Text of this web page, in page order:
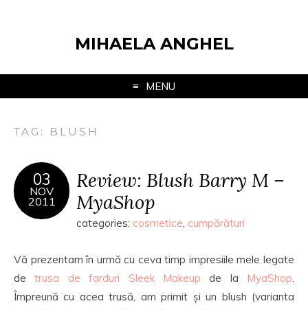
MIHAELA ANGHEL
MENU
TAG: BLUSH
03
NOV
2011
Review: Blush Barry M –
MyaShop
categories: cosmetice, cumpărături
Vă prezentam în urmă cu ceva timp impresiile mele legate
detrusa de farduri Sleek Makeup de la MyaShop.
Împreună cu acea trusă, am primit și un blush (varianta